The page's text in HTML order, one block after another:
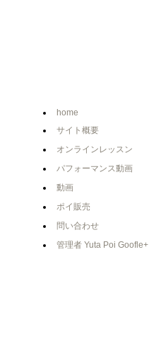
home
サイト概要
オンラインレッスン
パフォーマンス動画
動画
ポイ販売
問い合わせ
管理者 Yuta Poi Goofle+